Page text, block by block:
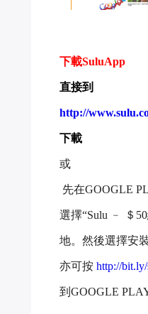
下載SuluApp
http://
下載
或
先在GOOGLE
選擇“Sulu ﹣ ＄
地。然後選擇安裝
亦可按 http://
到GOOGLE